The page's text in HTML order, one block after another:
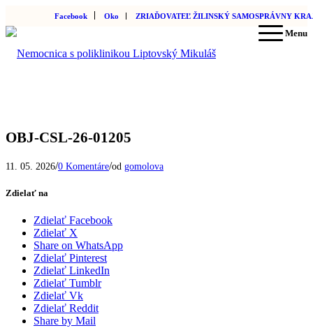
Facebook Oko ZRIAĎOVATEĽ ŽILINSKÝ SAMOSPRÁVNY
Menu
OBJ-CSL-26-01205
11. 05. 2026/0 Komentáre/od gomolova
Zdielať na
Zdielať Facebook
Zdielať X
Share on WhatsApp
Zdielať Pinterest
Zdielať LinkedIn
Zdielať Tumblr
Zdielať Vk
Zdielať Reddit
Share by Mail